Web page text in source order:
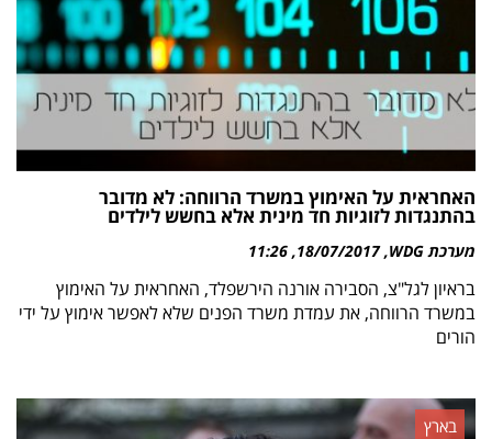
האחראית על האימוץ במשרד הרווחה: לא מדובר
בהתנגדות לזוגיות חד מינית אלא בחשש לילדים
מערכת WDG 18/07/2017
11:26
בראיון לגל"צ, הסבירה אורנה הירשפלד, האחראית על האימוץ
במשרד הרווחה, את עמדת משרד הפנים שלא לאפשר אימוץ על ידי
הורים
בארץ